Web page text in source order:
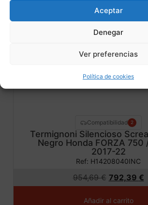
Aceptar
Denegar
Ver preferencias
Política de cookies
Compatibilidad 2
Termignoni Silencioso
Negro Honda FORZA 750
2017-22
Ref: H14208040INC
954,69€ 792,39 €
Añadir al carrito